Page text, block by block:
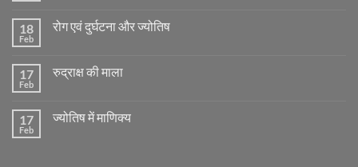
मंगल
के
अनुसार
विचार
18
Feb
रोग एवं दुर्घटना और ज्योतिष
रोग
ज्योतिष
17
Feb
रुद्राक्ष की माला
रुद्राक्ष
17
Feb
ज्योतिष में माणिक्य